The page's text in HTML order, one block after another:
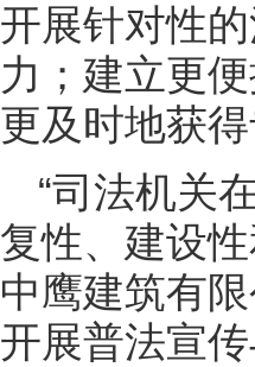
开展针对性
力；建立更
更及时地获得
“司法机关
复性、建设
中鹰建筑有
开展普法宣